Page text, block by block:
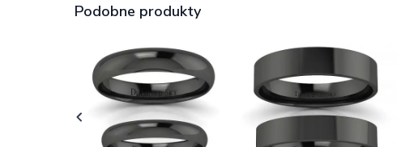
Podobne produkty